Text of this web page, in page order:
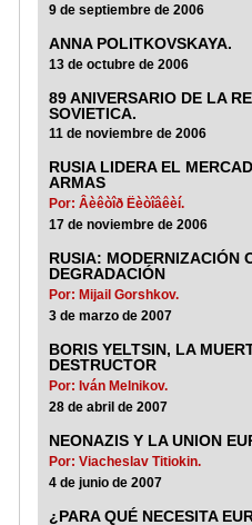
9 de septiembre de 2006
ANNA POLITKOVSKAYA.
13 de octubre de 2006
89 ANIVERSARIO DE LA
SOVIETICA.
11 de noviembre de 2006
RUSIA LIDERA EL
ARMAS
Por: Âèêòîð Ëèòîâêèí.
17 de noviembre de 2006
RUSIA: MODERNIZACIÓN
DEGRADACIÓN
Por: Mijail Gorshkov.
3 de marzo de 2007
BORIS YELTSIN, LA
DESTRUCTOR
Por: Iván Melnikov.
28 de abril de 2007
NEONAZIS Y LA UNION
Por: Viacheslav Titiokin.
4 de junio de 2007
¿PARA QUÉ NECESITA